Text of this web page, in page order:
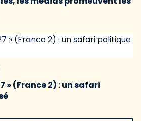
» (France 2) : un safari